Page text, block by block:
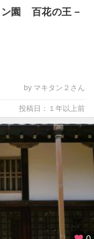
園 百花の王－
by マキタン２さん
投稿日：１年以上前